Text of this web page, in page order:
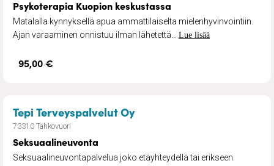
Psykoterapia Kuopion keskustassa
Matalalla kynnyksellä apua ammattilaiselta mielenhyvinvointiin.
Ajan varaaminen onnistuu ilman lähetettä... Lue lisää
95,00 €
Tepi Terveyspalvelut Oy– Seksuaalineuvonta
73310 Tahkovuori
Seksuaalineuvonta
Seksuaalineuvontapalvelua joko etäyhteydellä tai erikseen